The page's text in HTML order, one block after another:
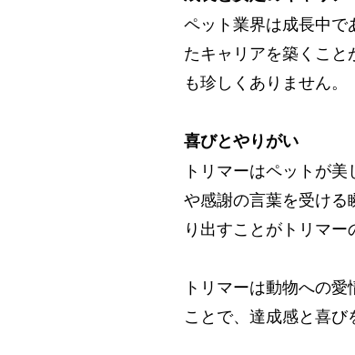
ペット業界は成長中
たキャリアを築くこ
も珍しくありません。
喜びとやりがい
トリマーはペットが
や感謝の言葉を受け
り出すことがトリマー
トリマーは動物への
ことで、達成感と喜び